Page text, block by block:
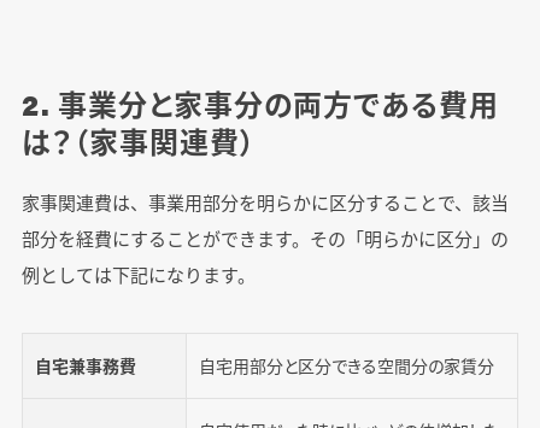
2. 事業分と家事分の両方である費用
は？（家事関連費）
家事関連費は、事業用部分を明らかに区分することで、該当
部分を経費にすることができます。その「明らかに区分」の
例としては下記になります。
自宅兼事務費 自宅用部分と区分できる空間分の家賃分